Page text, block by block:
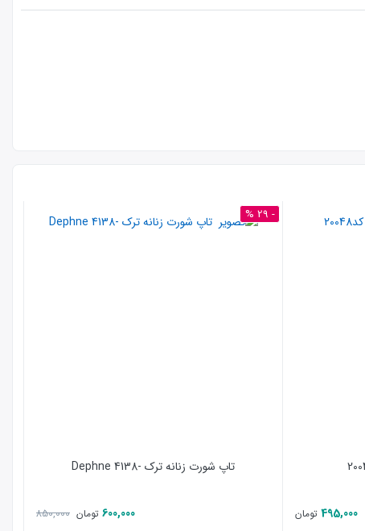
495,000 تومان
- 29 %
تاپ شورت زنانه ترک -4138 Dephne
600,000 تومان 850,000